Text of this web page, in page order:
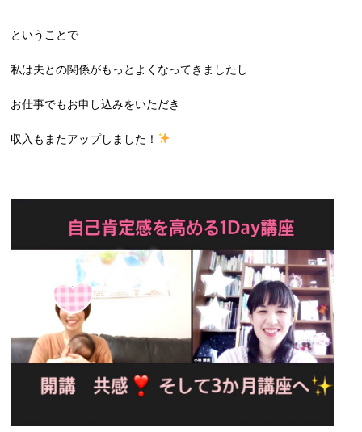
ということで
私は夫との関係がもっとよくなってきましたし
お仕事でもお申し込みをいただき
収入もまたアップしました！